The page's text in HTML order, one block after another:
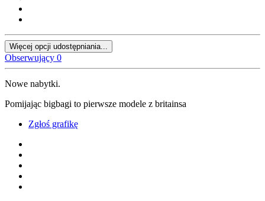
Więcej opcji udostępniania...
Obserwujący 0
Nowe nabytki.
Pomijając bigbagi to pierwsze modele z britainsa
Zgłoś grafikę